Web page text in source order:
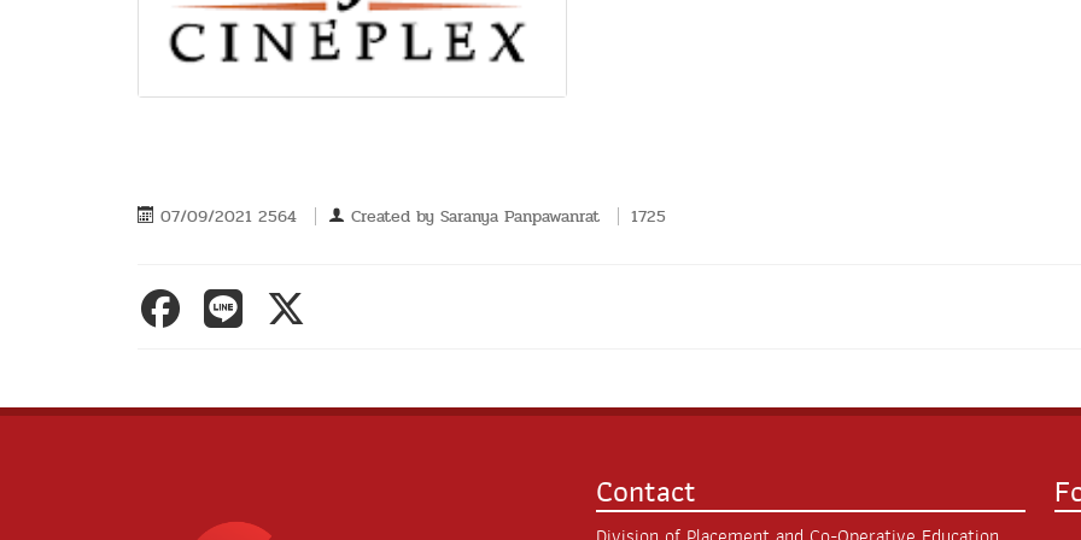
07/09/2021 2564 Created by Saranya Panpawanrat 1725
Contact